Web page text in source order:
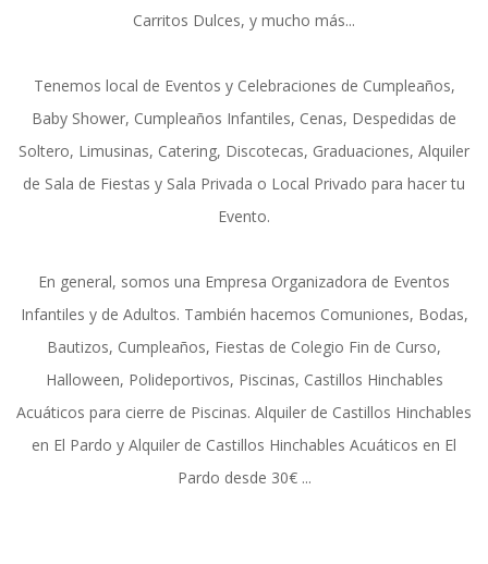
Carritos Dulces, y mucho más...
Tenemos local de Eventos y Celebraciones de Cumpleaños,
Baby Shower, Cumpleaños Infantiles, Cenas, Despedidas de
Soltero, Limusinas, Catering, Discotecas, Graduaciones, Alquiler
de Sala de Fiestas y Sala Privada o Local Privado para hacer tu
Evento.
En general, somos una Empresa Organizadora de Eventos
Infantiles y de Adultos. También hacemos Comuniones, Bodas,
Bautizos, Cumpleaños, Fiestas de Colegio Fin de Curso,
Halloween, Polideportivos, Piscinas, Castillos Hinchables
Acuáticos para cierre de Piscinas. Alquiler de Castillos Hinchables
en El Pardo y Alquiler de Castillos Hinchables Acuáticos en El
Pardo desde 30€ ...